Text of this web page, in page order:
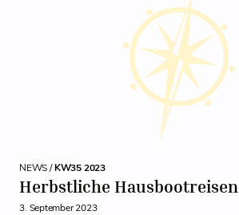
NEWS /KW35 2023
Herbstliche Hausbootreisen
3. September 2023